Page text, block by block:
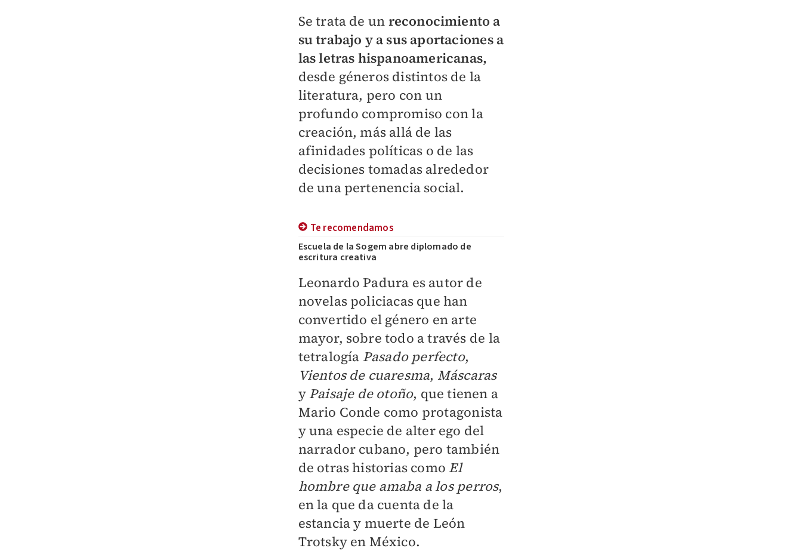
Se trata de un reconocimiento a
su trabajo y a sus aportaciones a
las letras hispanoamericanas,
desde géneros distintos de la
literatura, pero con un
profundo compromiso con la
creación, más allá de las
afinidades políticas o de las
decisiones tomadas alrededor
de una pertenencia social.
Te recomendamos
Escuela de la Sogem abre diplomado de
escritura creativa
Leonardo Padura es autor de
novelas policiacas que han
convertido el género en arte
mayor, sobre todo a través de la
tetralogía Pasado perfecto,
Vientos de cuaresma, Máscaras
y Paisaje de otoño, que tienen a
Mario Conde como protagonista
y una especie de alter ego del
narrador cubano, pero también
de otras historias como El
hombre que amaba a los perros,
en la que da cuenta de la
estancia y muerte de León
Trotsky en México.